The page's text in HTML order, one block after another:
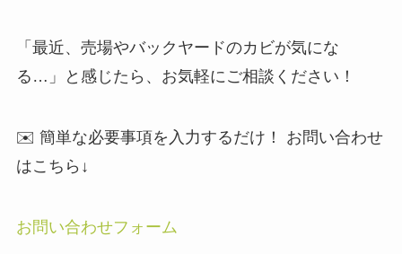
「最近、売場やバックヤードのカビが気にな
る…」と感じたら、お気軽にご相談ください！
✉️ 簡単な必要事項を入力するだけ！ お問い合わせ
はこちら↓
お問い合わせフォーム